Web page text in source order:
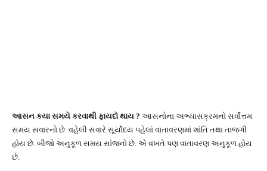
આસન કયા સમયે કરવાથી ફાયદો થાય ? આસનોના અભ્યાસક્રમનો સર્વોત્તમ
સમય સવારનો છે. વહેલી સવારે સૂર્યોદય પહેલાં વાતાવરણમાં શાંતિ તથા તાજગી
હોય છે. બીજો અનુકૂળ સમય સાંજનો છે. એ વખતે પણ વાતાવરણ અનુકૂળ હોય
છે.